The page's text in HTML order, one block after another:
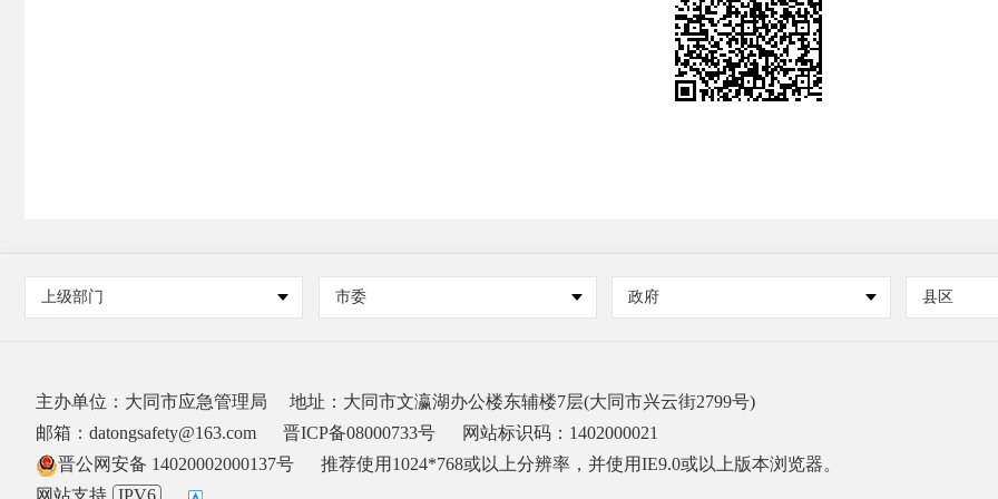
上级部门 市委 政府 县区
主办单位：大同市应急管理局
地址：大同市文瀛湖办公楼东辅楼7层(大同市兴云街2799号)
邮箱：datongsafety@163.com
晋ICP备08000733号
网站标识码：1402000021
晋公网安备 14020002000137号
推荐使用1024*768或以上分辨率，并使用IE9.0或以上版本浏览器。
网站支持 IPV6